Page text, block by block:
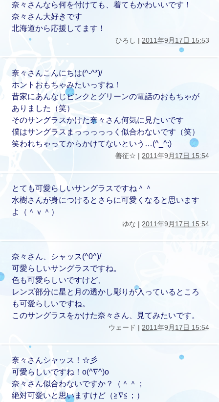
奈々さんなら何を付けても、着てもかわいいです！
奈々さん大好きです
北海道から応援してます！
ひろし | 2011年9月17日 15:53
奈々さんこんにちは(^-^*)/
ホントおもちゃみたいっすね！
昔家にあんなじピンクとグリーンの電話のおもちゃが
ありました（笑）
そのサングラスかけた奈々さん何気に見たいです
僕はサングラスまっっっっっく似合わないです（笑）
笑われちゃってからかけてないという…(^_^;)
善征☆ | 2011年9月17日 15:54
とても可愛らしいサングラスですね＾＾
水樹さんが身につけるとさらに可愛くなると思います
よ（＾ｖ＾）
ゆな | 2011年9月17日 15:54
奈々さん、シャッス(^0^)/
可愛らしいサングラスですね。
色も可愛らしいですけど、
レンズ部分に星と月の透かし彫りが入っているところ
も可愛らしいですね。
このサングラスをかけた奈々さん、見てみたいです。
ウェード | 2011年9月17日 15:54
奈々さんシャッス！☆彡
可愛らしいですね！o(^∇^)o
奈々さん似合わないですか？（＾＾；
絶対可愛いと思いますけど（≧∇≦；）